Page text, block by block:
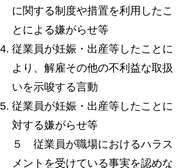
に関する制度や措置を利用したこ
とによる嫌がらせ等
従業員が妊娠・出産等したことに
より、解雇その他の不利益な取扱
いを示唆する言動
従業員が妊娠・出産等したことに
対する嫌がらせ等
５ 従業員が職場におけるハラス
メントを受けている事実を認めな